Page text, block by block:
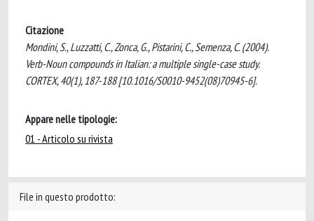
Citazione
Mondini, S., Luzzatti, C., Zonca, G., Pistarini, C., Semenza, C. (2004).
Verb-Noun compounds in Italian: a multiple single-case study.
CORTEX, 40(1), 187-188 [10.1016/S0010-9452(08)70945-6].
Appare nelle tipologie:
01 - Articolo su rivista
File in questo prodotto: